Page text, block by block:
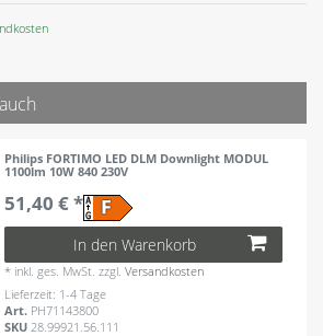
Philips FORTIMO LED DLM Downlight MODUL
1100lm 10W 840 230V
51,40 € *
In den Warenkorb
* inkl. ges. MwSt. zzgl.Versandkosten
Lieferzeit: 1-4 Tage
Art. PH71143800
SKU 28.99921.56.111